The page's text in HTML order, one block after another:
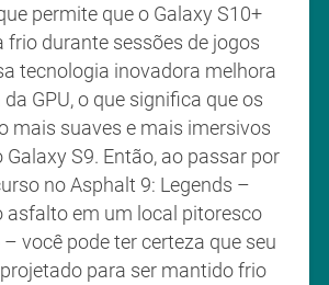
permite que o Galaxy S10+
frio durante sessões de jogos
tecnologia inovadora melhora
GPU, o que significa que os
mais suaves e mais imersivos
Galaxy S9. Então, ao passar por
no Asphalt 9: Legends –
asfalto em um local pitoresco
você pode ter certeza que seu
para ser mantido frio